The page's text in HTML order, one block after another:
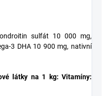
sulfát 10 000 mg,
3 DHA 10 900 mg, nativní
látky na 1 kg: Vitamíny: